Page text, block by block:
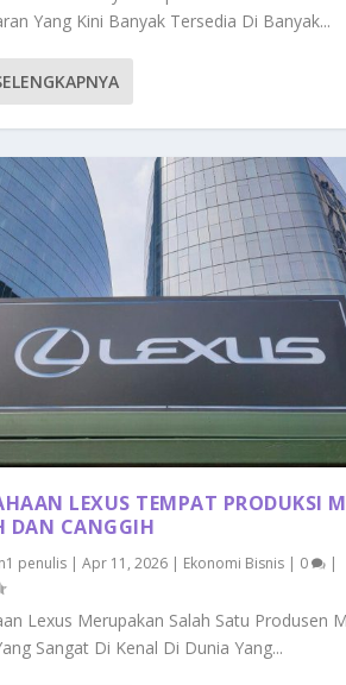
Yang Kini Banyak Tersedia Di Banyak...
LEXUS TEMPAT PRODUKSI
DAN CANGGIH
penulis| Apr 11, 2026| Ekonomi Bisnis| 0 |
Lexus Merupakan Salah Satu Produsen
Sangat Di Kenal Di Dunia Yang...